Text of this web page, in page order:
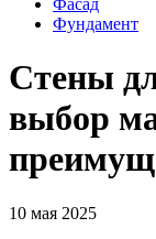
Фасад
Фундамент
Стены
выбор
10 мая 2025